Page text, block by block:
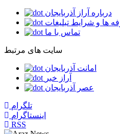
درباره آراز آذربایجان
ها و شرایط تبلیغات
تماس با ما
سایت های مرتبط
امانت آذربایجان
آراز خبر
عصر آذربایجان
تلگرام
اینستاگرام
RSS